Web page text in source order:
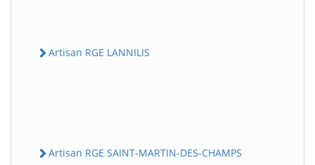
Artisan RGE LANNILIS
Artisan RGE SAINT-MARTIN-DES-CHAMPS